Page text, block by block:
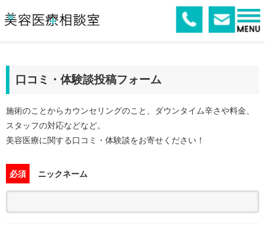
口コミ・体験談投稿フォーム
施術のことからカウンセリングのこと、ダウンタイム辛さや料金、
スタッフの対応などなど。
美容医療に関する口コミ・体験談をお寄せください！
必須 ニックネーム